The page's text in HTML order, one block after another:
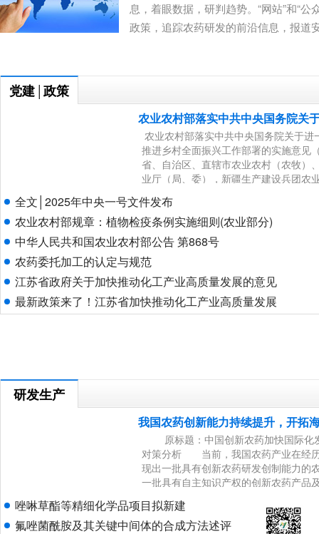
息，着眼数据，研判趋势。“网站”和“
政策，追踪农药研发的前沿信息，报道
党建 政策
农业农村部落实中共中央国务院关
革扎实推进乡村全面振兴工作部署
农业农村部落实中共中央国务院关于进
推进乡村全面振兴工作部署的实施意见
省、自治区、直辖市农业农村（农牧）
业厅（局、委），新疆生产建设兵团农
央、国务院关于进一步深化农村改革扎
意见》（中
全文│2025年中央一号文件发布
农业农村部规章：植物检疫条例实施细则(农业部分)
中华人民共和国农业农村部公告 第868号
农药委托加工的认定与规范
江苏省政府关于加快推动化工产业高质量发展的意见
最新政策来了！江苏省加快推动化工产业高质量发展
研发生产
我国农药创新能力持续提升，开拓
原标题：中国创新农药加快国际化
对策分析 当前，我国农药产业在经
现出一批具有创新农药研发创制能力的
一批具有自主知识产权的创新农药产品
业发展趋势看，中国创新农药加快国际
创新农药出海参与全
唑啉草酯等精细化学品项目拟新建
氟唑菌酰胺及其关键中间体的合成方法述评